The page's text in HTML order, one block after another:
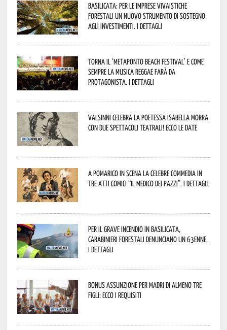
Basilicata: per le imprese vivaistiche
forestali un nuovo strumento di sostegno
agli investimenti. I dettagli
Torna il ‘Metaponto beach festival’ e come
sempre la musica reggae farà da
protagonista. I dettagli
Valsinni celebra la poetessa Isabella Morra
con due spettacoli teatrali! Ecco le date
A Pomarico in scena la celebre commedia in
tre atti comici “Il medico dei pazzi”. I dettagli
Per il grave incendio in Basilicata,
Carabinieri forestali denunciano un 63enne.
I dettagli
Bonus assunzione per madri di almeno tre
figli: ecco i requisiti